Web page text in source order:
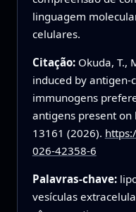
linguagem
celulares.
Citação: Okuda, T.,
induced by antigen-
immunogens
antigens present on
13161 (2026).
026-42358-6
Palavras-chave:
vesículas